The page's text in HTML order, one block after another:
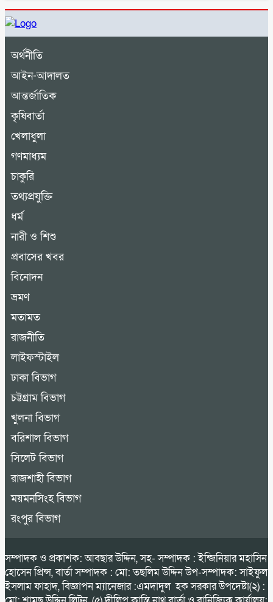
অর্থনীতি
আইন-আদালত
আন্তর্জাতিক
কৃষিবার্তা
খেলাধুলা
গণমাধ্যম
চাকুরি
তথ্যপ্রযুক্তি
ধর্ম
নারী ও শিশু
প্রবাসের খবর
বিনোদন
ভ্রমণ
মতামত
রাজনীতি
লাইফস্টাইল
ঢাকা বিভাগ
চট্টগ্রাম বিভাগ
খুলনা বিভাগ
বরিশাল বিভাগ
সিলেট বিভাগ
রাজশাহী বিভাগ
ময়মনসিংহ বিভাগ
রংপুর বিভাগ
সম্পাদক ও প্রকাশক: আবছার উদ্দিন, সহ- সম্পাদক : ইন্জিনিয়ার মহাসিন
হোসেন প্রিন্স, বার্তা সম্পাদক : মো: তছলিম উদ্দিন উপ-সম্পাদক: সাইফুল
ইসলাম ফাহাদ, বিজ্ঞাপন ম্যানেজার :এমদাদুল হক সরকার উপদেষ্টা(২) :